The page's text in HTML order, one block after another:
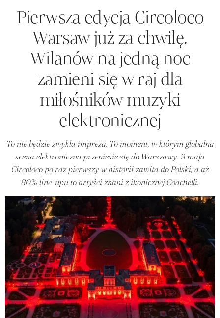
Pierwsza edycja Circoloco
Warsaw już za chwilę.
Wilanów na jedną noc
zamieni się w raj dla
miłośników muzyki
elektronicznej
To nie będzie zwykła impreza. To moment, w którym globalna
scena elektroniczna przeniesie się do Warszawy. 9 maja
Circoloco po raz pierwszy w historii zawita do Polski, a aż
80% line-upu to artyści znani z ikonicznej Coachelli.